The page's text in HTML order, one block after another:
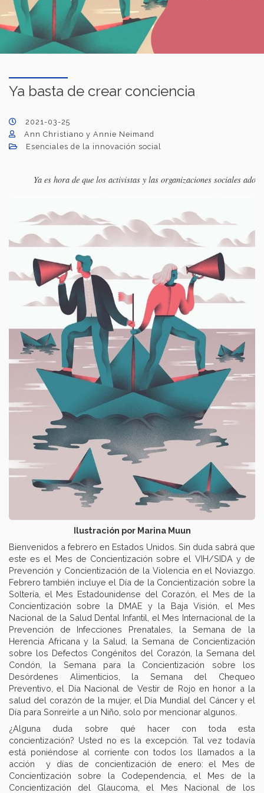
Ya basta de crear conciencia
2021-03-25
Ann Christiano y Annie Neimand
Esenciales de la innovación social
Ya es hora de que los activistas y las organizaciones sociales
Ilustración por Marina Muun
Bienvenidos a febrero en Estados Unidos. Sin duda sabrá que
este es el Mes de Concientización sobre el VIH/SIDA y de
Prevención y Concientización de la Violencia en el Noviazgo.
Febrero también incluye el Día de la Concientización sobre la
Soltería, el Mes Estadounidense del Corazón, el Mes de la
Concientización sobre la DMAE y la Baja Visión, el Mes
Nacional de la Salud Dental Infantil, el Mes Internacional de la
Prevención de Infecciones Prenatales, la Semana de la
Herencia Africana y la Salud, la Semana de Concientización
sobre los Defectos Congénitos del Corazón, la Semana del
Condón, la Semana para la Concientización sobre los
Desórdenes Alimenticios, la Semana del Chequeo
Preventivo, el Día Nacional de Vestir de Rojo en honor a la
salud del corazón de la mujer, el Día Mundial del Cáncer y el
Día para Sonreírle a un Niño, solo por mencionar algunos.
¿Alguna duda sobre qué hacer con toda esta
concientización? Usted no es la excepción. Tal vez todavía
está poniéndose al corriente con todos los llamados a la
acción y días de concientización de enero: el Mes de
Concientización sobre la Codependencia, el Mes de la
Concientización del Glaucoma, el Mes Nacional de los